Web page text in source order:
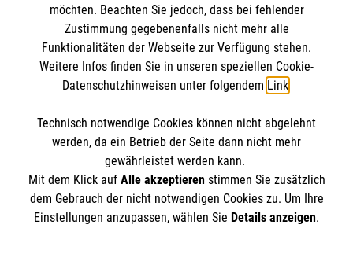
Kontakt
Malteser in Deutschland
Malteserorden
Sharepoint
Spendenkonto
Bank: Pax-Bank für Kirche und Caritas eG
IBAN: DE26 3706 0120 1201 2260 11
BIC: GENODED1PA7
So finden Sie uns
Alte Poststraße 1A
09456 Annaberg-Buchholz
Der Malteser Hilfsdienst e.V. ist als eingetragene
möchten. Beachten Sie jedoch, dass bei fehlender
Zustimmung gegebenenfalls nicht mehr alle
Funktionalitäten der Webseite zur Verfügung stehen.
Weitere Infos finden Sie in unseren speziellen Cookie-
Datenschutzhinweisen unter folgendem Link.
Technisch notwendige Cookies können nicht abgelehnt
werden, da ein Betrieb der Seite dann nicht mehr
gewährleistet werden kann.
Mit dem Klick auf Alle akzeptierenstimmen Sie zusätzlich
dem Gebrauch der nicht notwendigen Cookies zu. Um Ihre
Einstellungen anzupassen, wählen Sie Details anzeigen.